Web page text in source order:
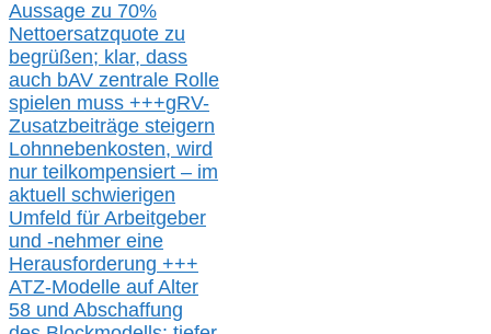
Aussage zu 70%
Nettoersatzquote zu
begrüßen; klar, dass
auch bAV zentrale Rolle
spielen muss +++gRV-
Zusatzbeiträge steigern
Lohnnebenkosten, wird
nur teilkompensiert – im
aktuell schwierigen
Umfeld für Arbeitgeber
und -nehmer eine
Herausforderung +++
ATZ-Modelle auf Alter
58 und Abschaffung